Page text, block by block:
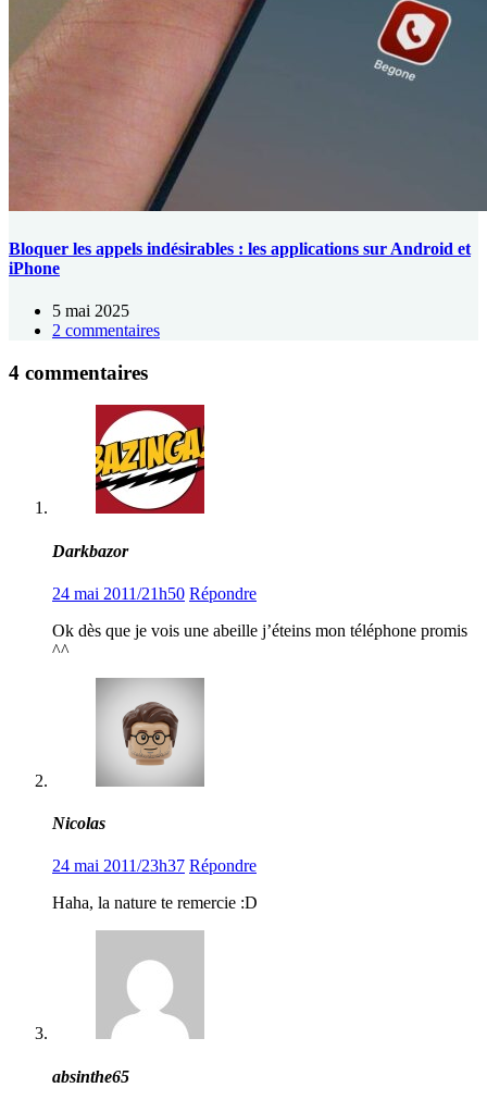
Bloquer les appels indésirables : les applications sur Android et
iPhone
5 mai 2025
2 commentaires
4 commentaires
Darkbazor
24 mai 2011/21h50 Répondre
Ok dès que je vois une abeille j’éteins mon téléphone promis
^^
Nicolas
24 mai 2011/23h37 Répondre
Haha, la nature te remercie :D
absinthe65